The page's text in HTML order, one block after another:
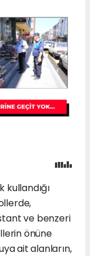
ve benzeri
önüne
ait alanların,